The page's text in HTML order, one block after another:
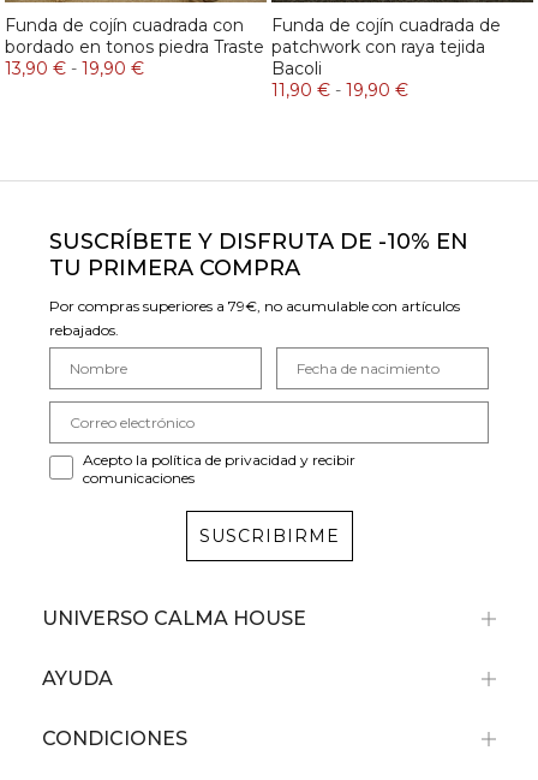
Funda de cojín cuadrada con
bordado en tonos piedra Traste
13,90 € - 19,90 €
Funda de cojín cuadrada de
patchwork con raya tejida
Bacoli
11,90 € - 19,90 €
SUSCRÍBETE Y DISFRUTA DE -10% EN
TU PRIMERA COMPRA
Por compras superiores a 79€, no acumulable con artículos
rebajados.
Acepto la política de privacidad y recibir
comunicaciones
SUSCRIBIRME
UNIVERSO CALMA HOUSE
AYUDA
CONDICIONES